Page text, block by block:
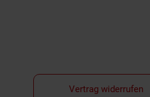
Vertrag widerrufen